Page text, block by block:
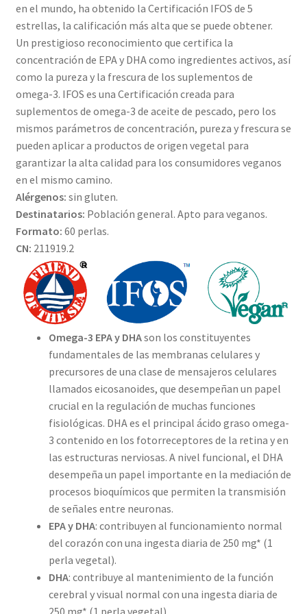
en el mundo, ha obtenido la Certificación IFOS de 5
estrellas, la calificación más alta que se puede obtener.
Un prestigioso reconocimiento que certifica la
concentración de EPA y DHA como ingredientes activos, así
como la pureza y la frescura de los suplementos de
omega-3. IFOS es una Certificación creada para
suplementos de omega-3 de aceite de pescado, pero los
mismos parámetros de concentración, pureza y frescura se
pueden aplicar a productos de origen vegetal para
garantizar la alta calidad para los consumidores veganos
en el mismo camino.
Alérgenos: sin gluten.
Destinatarios: Población general. Apto para veganos.
Formato: 60 perlas.
CN: 211919.2
Omega-3 EPA y DHAson los constituyentes
fundamentales de las membranas celulares y
precursores de una clase de mensajeros celulares
llamados eicosanoides, que desempeñan un papel
crucial en la regulación de muchas funciones
fisiológicas. DHA es el principal ácido graso omega-
3 contenido en los fotorreceptores de la retina y en
las estructuras nerviosas. A nivel funcional, el DHA
desempeña un papel importante en la mediación de
procesos bioquímicos que permiten la transmisión
de señales entre neuronas.
EPA y DHA: contribuyen al funcionamiento normal
del corazón con una ingesta diaria de 250 mg* (1
perla vegetal).
DHA: contribuye al mantenimiento de la función
cerebral y visual normal con una ingesta diaria de
250 mg* (1 perla vegetal).